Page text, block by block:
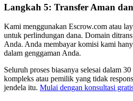
Langkah 5: Transfer Aman
Kami menggunakan Escrow.com atau
untuk perlindungan dana. Domain
Anda. Anda membayar komisi kami
dalam genggaman Anda.
Seluruh proses biasanya selesai dalam
kompleks atau pemilik yang tidak
jendela itu. Mulai dengan konsultasi